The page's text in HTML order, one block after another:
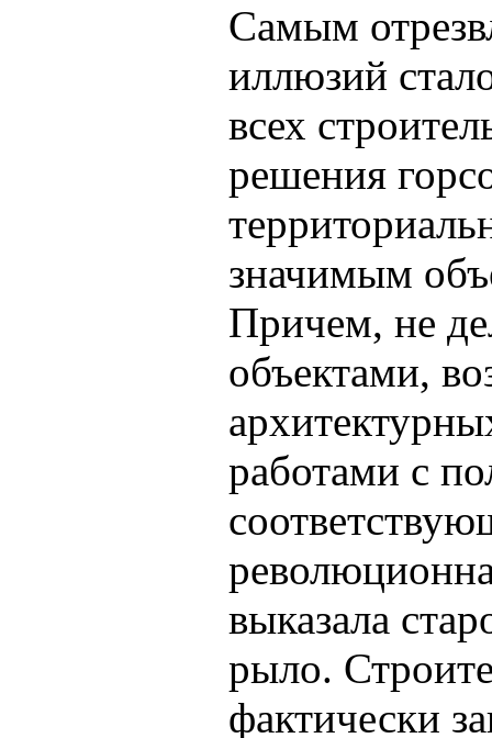
Самым
иллюзий
всех
решения
значимым
Причем, не
объектами,
работами с
выказала
рыло.
фактически